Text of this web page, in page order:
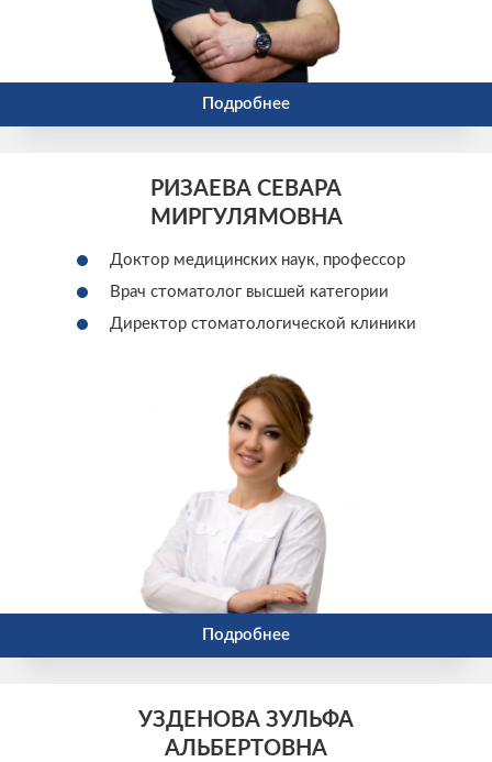
Подробнее
РИЗАЕВА СЕВАРА
МИРГУЛЯМОВНА
Доктор медицинских наук, профессор
Врач стоматолог высшей категории
Директор стоматологической клиники
Подробнее
УЗДЕНОВА ЗУЛЬФА
АЛЬБЕРТОВНА